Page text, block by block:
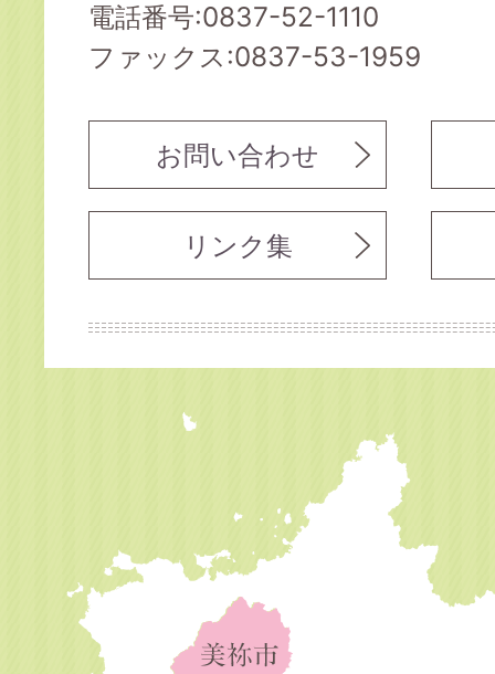
電話番号:0837-52-1110
ファックス:0837-53-1959
お問い合わせ
リンク集